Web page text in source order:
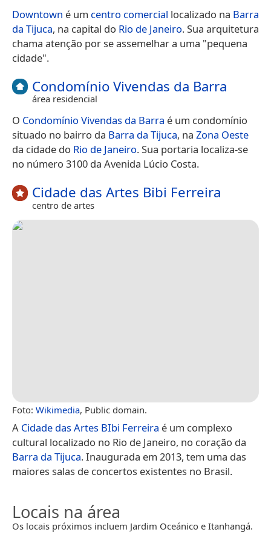
Downtown é um centro comercial localizado na Barra
da Tijuca, na capital do Rio de Janeiro. Sua arquitetura
chama atenção por se assemelhar a uma "pequena
cidade".
Condomínio Vivendas da Barra
área residencial
O Condomínio Vivendas da Barra é um condomínio
situado no bairro da Barra da Tijuca, na Zona Oeste
da cidade do Rio de Janeiro. Sua portaria localiza-se
no número 3100 da Avenida Lúcio Costa.
Cidade das Artes Bibi Ferreira
centro de artes
Foto: Wikimedia, Public domain.
A Cidade das Artes BIbi Ferreira é um complexo
cultural localizado no Rio de Janeiro, no coração da
Barra da Tijuca. Inaugurada em 2013, tem uma das
maiores salas de concertos existentes no Brasil.
Locais na área
Os locais próximos incluem Jardim Oceánico e Itanhangá.